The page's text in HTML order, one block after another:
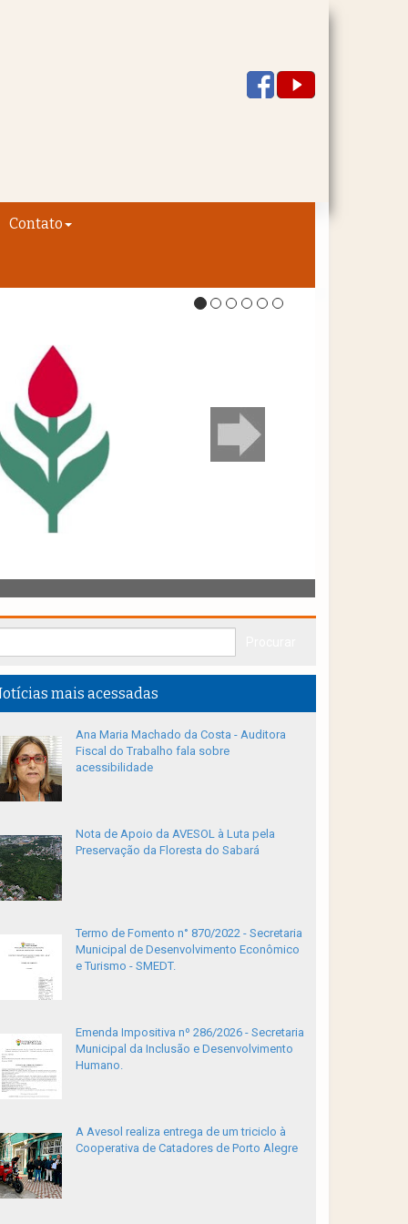
Contato
mais acessadas
Ana Maria Machado da Costa - Auditora
Fiscal do Trabalho fala sobre
acessibilidade
Nota de Apoio da AVESOL à Luta pela
Preservação da Floresta do Sabará
Termo de Fomento n° 870/2022 - Secretaria
Municipal de Desenvolvimento Econômico
e Turismo - SMEDT.
Emenda Impositiva nº 286/2026 - Secretaria
Municipal da Inclusão e Desenvolvimento
Humano.
A Avesol realiza entrega de um triciclo à
Cooperativa de Catadores de Porto Alegre